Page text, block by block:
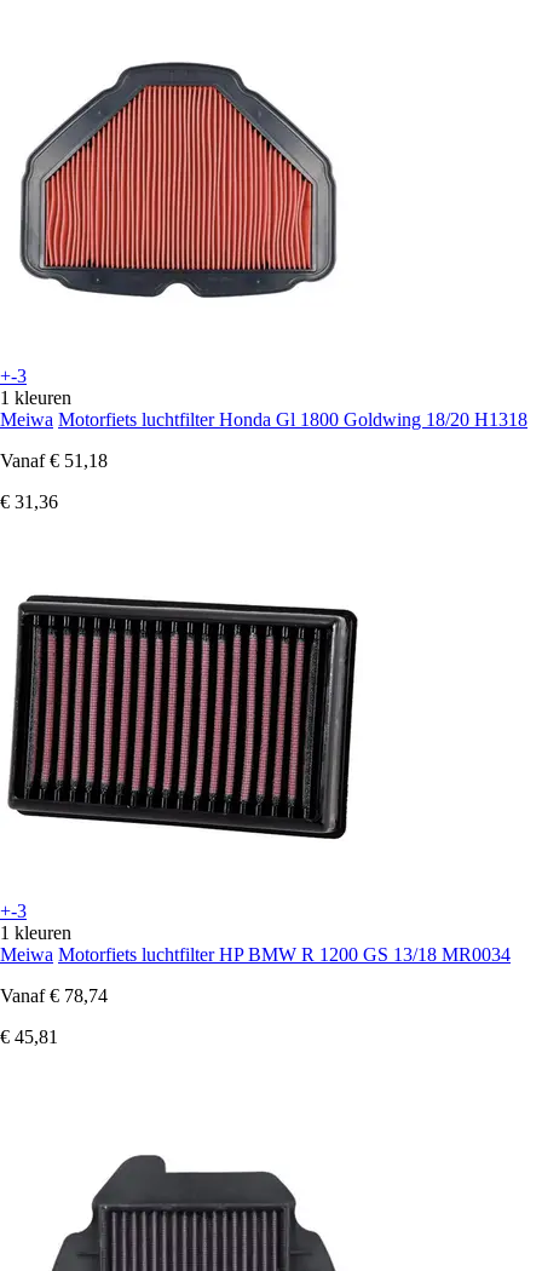
+-3
1 kleuren
Meiwa Motorfiets luchtfilter Honda Gl 1800 Goldwing 18/20 H1318
Vanaf € 51,18
€ 31,36
+-3
1 kleuren
Meiwa Motorfiets luchtfilter HP BMW R 1200 GS 13/18 MR0034
Vanaf € 78,74
€ 45,81